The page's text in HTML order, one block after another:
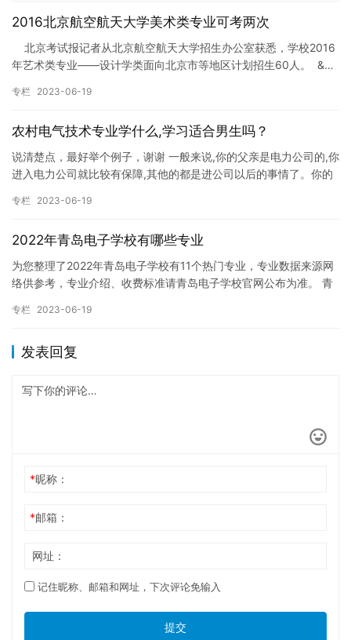
2016北京航空航天大学美术类专业可考两次
北京考试报记者从北京航空航天大学招生办公室获悉，学校2016
年艺术类专业――设计学类面向北京市等地区计划招生60人。 &…
专栏 2023-06-19
农村电气技术专业学什么,学习适合男生吗？
说清楚点，最好举个例子，谢谢 一般来说,你的父亲是电力公司的,你
进入电力公司就比较有保障,其他的都是进公司以后的事情了。你的
专栏 2023-06-19
2022年青岛电子学校有哪些专业
为您整理了2022年青岛电子学校有11个热门专业，专业数据来源网
络供参考，专业介绍、收费标准请青岛电子学校官网公布为准。 青
专栏 2023-06-19
发表回复
*昵称：
*邮箱：
网址：
记住昵称、邮箱和网址，下次评论免输入
提交